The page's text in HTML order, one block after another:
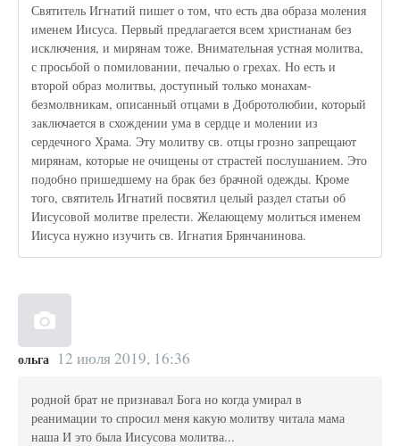
Святитель Игнатий пишет о том, что есть два образа моления
именем Иисуса. Первый предлагается всем христианам без
исключения, и мирянам тоже. Внимательная устная молитва,
с просьбой о помиловании, печалью о грехах. Но есть и
второй образ молитвы, доступный только монахам-
безмолвникам, описанный отцами в Добротолюбии, который
заключается в схождении ума в сердце и молении из
сердечного Храма. Эту молитву св. отцы грозно запрещают
мирянам, которые не очищены от страстей послушанием. Это
подобно пришедшему на брак без брачной одежды. Кроме
того, святитель Игнатий посвятил целый раздел статьи об
Иисусовой молитве прелести. Желающему молиться именем
Иисуса нужно изучить св. Игнатия Брянчанинова.
ольга 12 июля 2019, 16:36
родной брат не признавал Бога но когда умирал в
реанимации то спросил меня какую молитву читала мама
наша И это была Иисусова молитва...